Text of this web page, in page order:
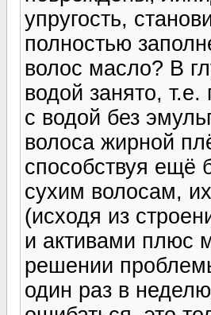
упругость,
полностью
волос масло? В
водой занято,
с водой без
волоса жирной
способствуя ещё
сухим волосам,
(исходя из
и активами плюс
решении
один раз в